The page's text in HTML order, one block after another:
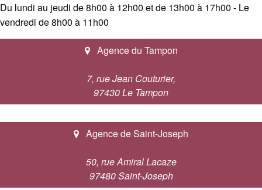
Du lundi au jeudi de 8h00 à 12h00 et de 13h00 à 17h00 - Le
vendredi de 8h00 à 11h00
Agence du Tampon
7, rue Jean Couturier,
97430 Le Tampon
Agence de Saint-Joseph
50, rue Amiral Lacaze
97480 Saint-Joseph